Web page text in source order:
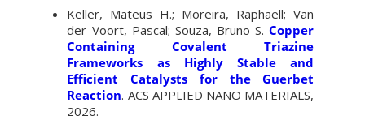
Keller, Mateus H.; Moreira, Raphaell; Van
der Voort, Pascal; Souza, Bruno S.Copper
Containing Covalent Triazine
Frameworks as Highly Stable and
Efficient Catalysts for the Guerbet
Reaction. ACS APPLIED NANO MATERIALS,
2026.